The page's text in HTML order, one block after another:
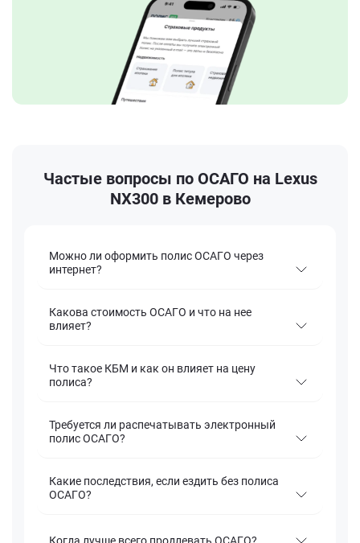
Частые вопросы по ОСАГО на Lexus
NX300 в Кемерово
Можно ли оформить полис ОСАГО через
интернет?
Какова стоимость ОСАГО и что на нее
влияет?
Что такое КБМ и как он влияет на цену
полиса?
Требуется ли распечатывать электронный
полис ОСАГО?
Какие последствия, если ездить без полиса
ОСАГО?
Когда лучше всего продлевать ОСАГО?